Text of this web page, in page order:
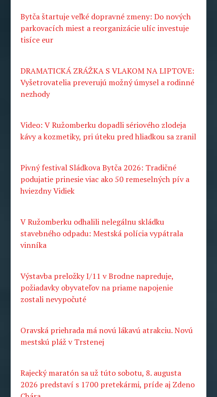
Bytča štartuje veľké dopravné zmeny: Do nových
parkovacích miest a reorganizácie ulíc investuje
tisíce eur
DRAMATICKÁ ZRÁŽKA S VLAKOM NA LIPTOVE:
Vyšetrovatelia preverujú možný úmysel a rodinné
nezhody
Video: V Ružomberku dopadli sériového zlodeja
kávy a kozmetiky, pri úteku pred hliadkou sa zranil
Pivný festival Sládkova Bytča 2026: Tradičné
podujatie prinesie viac ako 50 remeselných pív a
hviezdny Vidiek
V Ružomberku odhalili nelegálnu skládku
stavebného odpadu: Mestská polícia vypátrala
vinníka
Výstavba preložky I/11 v Brodne napreduje,
požiadavky obyvateľov na priame napojenie
zostali nevypočuté
Oravská priehrada má novú lákavú atrakciu. Novú
mestskú pláž v Trstenej
Rajecký maratón sa už túto sobotu, 8. augusta
2026 predstaví s 1700 pretekármi, príde aj Zdeno